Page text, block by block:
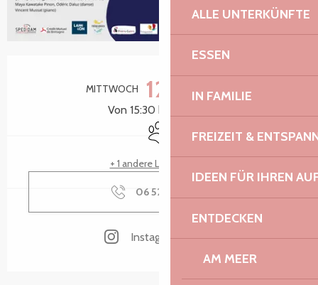
ALLE UNTERKÜNFTE
ESSEN
IN FAMILIE
FREIZEIT &
IDEEN FÜR IHREN
ENTDECKEN
AM MEER
MITTWOCH 12. AUGUST
Von 15:30 bis zu 16:15
Tiere erlaubt
+ 1 andere Leistung(en)
06 52 29 92
Instagram Seite